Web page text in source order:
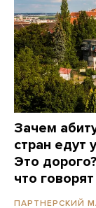
Зачем
стран едут
Это
что
ПАРТНЕРСКИЙ